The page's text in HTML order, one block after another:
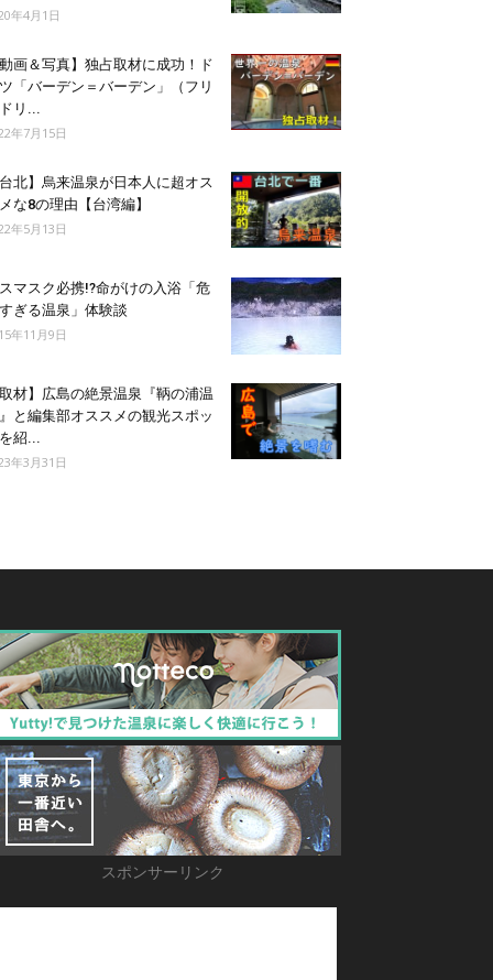
年4月1日
動画＆写真】独占取材に成功！ド
「バーデン＝バーデン」（フリ
リ...
年7月15日
台北】烏来温泉が日本人に超オス
な8の理由【台湾編】
年5月13日
マスク必携!?命がけの入浴「危
ぎる温泉」体験談
年11月9日
取材】広島の絶景温泉『鞆の浦温
と編集部オススメの観光スポッ
紹...
年3月31日
スポンサーリンク